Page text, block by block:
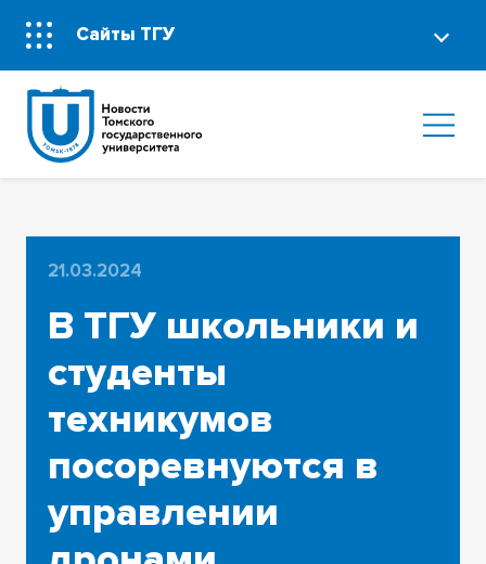
Сайты ТГУ
21.03.2024
В ТГУ школьники и
студенты
техникумов
посоревнуются в
управлении